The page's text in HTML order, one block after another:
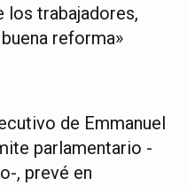
los trabajadores,
reforma»
de Emmanuel
parlamentario -
, prevé en